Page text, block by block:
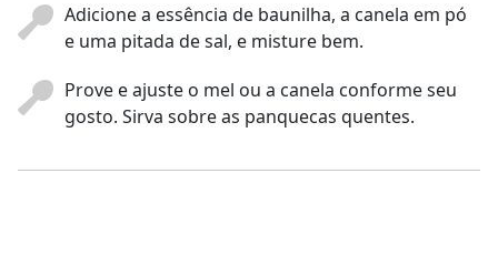
Adicione a essência de baunilha, a canela em pó
e uma pitada de sal, e misture bem.
Prove e ajuste o mel ou a canela conforme seu
gosto. Sirva sobre as panquecas quentes.